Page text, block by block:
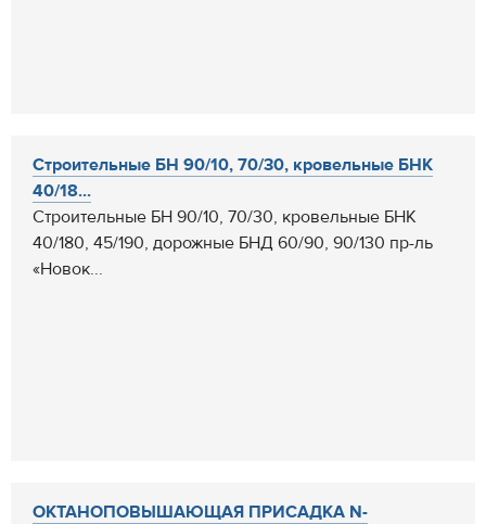
Строительные БН 90/10, 70/30, кровельные БНК
40/18...
Строительные БН 90/10, 70/30, кровельные БНК
40/180, 45/190, дорожные БНД 60/90, 90/130 пр-ль
«Новок...
ОКТАНОПОВЫШАЮЩАЯ ПРИСАДКА N-